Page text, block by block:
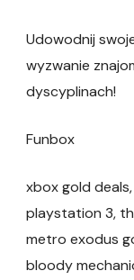
Udowodnij
wyzwanie
dyscyplinach!
Funbox
xbox gold
playstation 3,
metro exodus
bloody